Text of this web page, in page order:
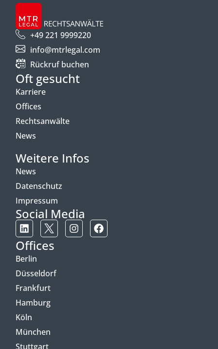
+49 221 9999220
info@mtrlegal.com
Rückruf buchen
Oft gesucht
Karriere
Offices
Rechtsanwälte
News
Weitere Infos
News
Datenschutz
Impressum
Social Media
Offices
Berlin
Düsseldorf
Frankfurt
Hamburg
Köln
München
Stuttgart